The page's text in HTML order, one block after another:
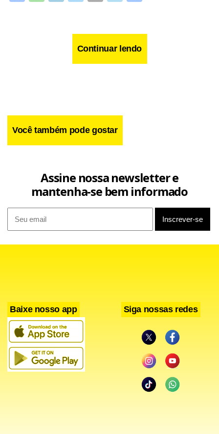
Continuar lendo
Você também pode gostar
Assine nossa newsletter e
mantenha-se bem informado
Baixe nosso app Siga nossas redes